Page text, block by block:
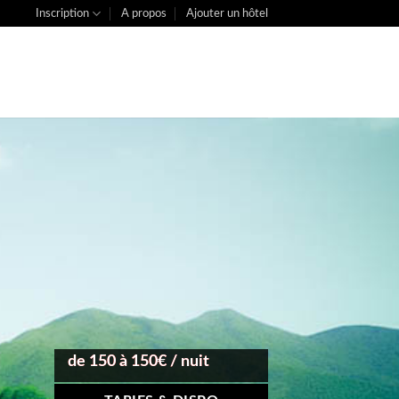
Inscription A propos Ajouter un hôtel
de 150 à 150€ / nuit